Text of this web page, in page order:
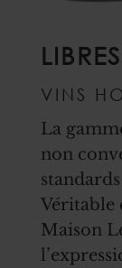
LIBRES
VINS
La
non
Véritable
Maison